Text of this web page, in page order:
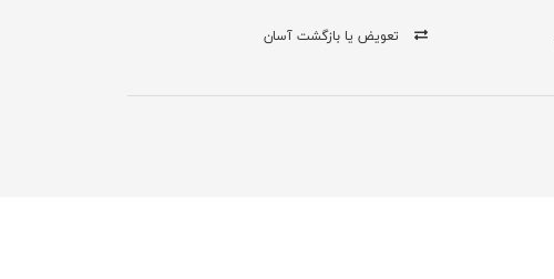
تعویض یا بازگشت آسان